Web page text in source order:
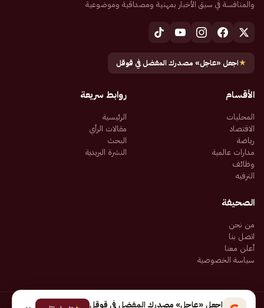
والمنافسة في سبق الأخبار بمهنية ومصداقية وموضوعية
★اجعل «عاجل» مصدرك المفضل في قوقل
الأقسام
المحليات
الاقتصاد
رياضة
مدارات عالمية
وظائف
الترفيه
روابط سريعة
الرئيسية
مقالات الرأي
البحث
النشرة البريدية
الصحيفة
من نحن
اتصل بنا
أعلن معنا
سياسة الخصوصية
اجعل «عاجل» مصدرك المفضل في قوقل